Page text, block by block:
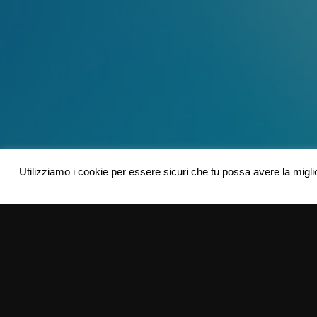
Utilizziamo i cookie per essere sicuri che tu possa avere la